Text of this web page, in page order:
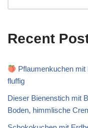
Recent
Pflaumenkuchen
fluffig
Dieser Bienenstich mit
Boden, himmlische